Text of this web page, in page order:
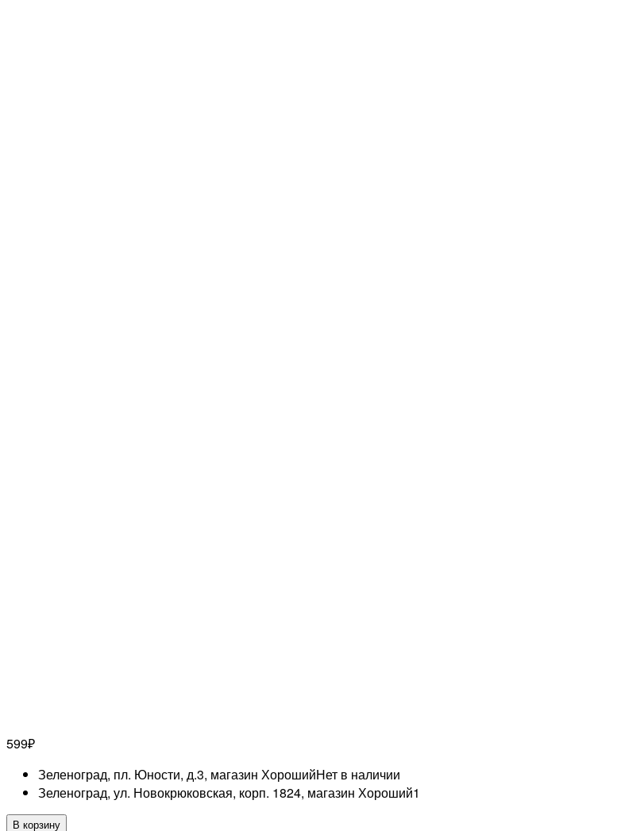
599₽
Зеленоград, пл. Юности, д.3, магазин ХорошийНет в наличии
Зеленоград, ул. Новокрюковская, корп. 1824, магазин Хороший1
Количество
В корзину